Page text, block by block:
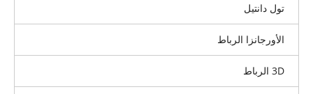
تول دانتيل
الأورجانزا الرباط
3D الرباط